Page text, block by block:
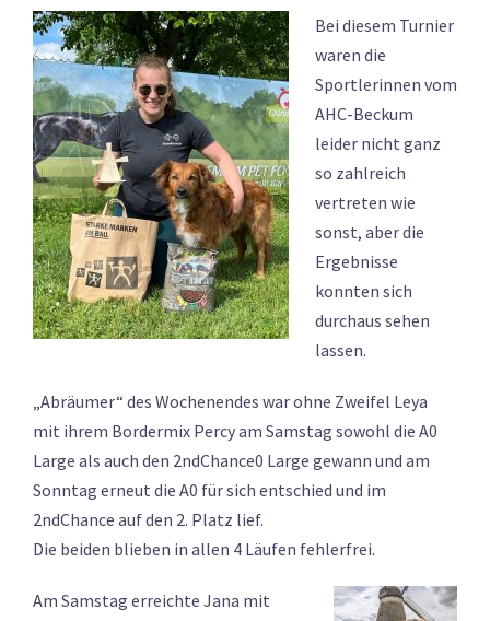
Bei diesem Turnier
waren die
Sportlerinnen vom
AHC-Beckum
leider nicht ganz
so zahlreich
vertreten wie
sonst, aber die
Ergebnisse
konnten sich
durchaus sehen
lassen.
„Abräumer“ des Wochenendes war ohne Zweifel Leya
mit ihrem Bordermix Percy am Samstag sowohl die A0
Large als auch den 2ndChance0 Large gewann und am
Sonntag erneut die A0 für sich entschied und im
2ndChance auf den 2. Platz lief.
Die beiden blieben in allen 4 Läufen fehlerfrei.
Am Samstag erreichte Jana mit